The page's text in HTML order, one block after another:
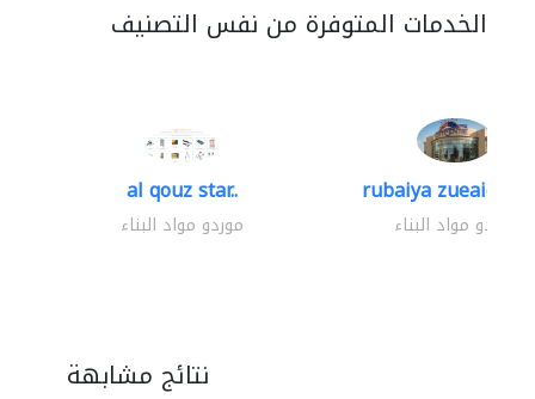
الخدمات المتوفرة من نفس التصنيف
al qouz star..
موردو مواد البناء
rubaiya zueaid
موردو مواد البناء
نتائج مشابهة